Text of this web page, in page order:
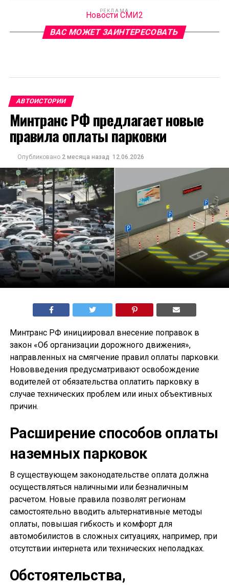
РЕКЛАМА
Новости СМИ2
ВАС МОЖЕТ ЗАИНТЕРЕСОВАТЬ
АВТОИСТОРИИ
Минтранс РФ предлагает новые
правила оплаты парковки
Опубликовано 2 месяца назад 12.06.2026
Минтранс РФ инициировал внесение поправок в
закон «Об организации дорожного движения»,
направленных на смягчение правил оплаты парковки.
Нововведения предусматривают освобождение
водителей от обязательства оплатить парковку в
случае технических проблем или иных объективных
причин.
Расширение способов оплаты
наземных парковок
В существующем законодательстве оплата должна
осуществляться наличными или безналичным
расчетом. Новые правила позволят регионам
самостоятельно вводить альтернативные методы
оплаты, повышая гибкость и комфорт для
автомобилистов в сложных ситуациях, например, при
отсутствии интернета или технических неполадках.
Обстоятельства,